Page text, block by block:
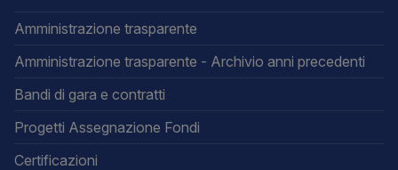
Amministrazione trasparente
Amministrazione trasparente - Archivio anni precedenti
Bandi di gara e contratti
Progetti Assegnazione Fondi
Certificazioni